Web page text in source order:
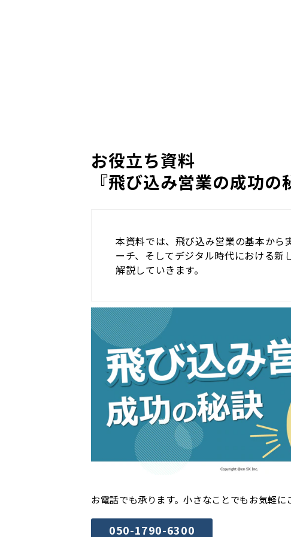
お役立ち資料
『飛び込み営業の成功の
本資料では、飛び込み営業の基本から
ーチ、そしてデジタル時代における新
解説していきます。
お電話でも承ります。小さなことでもお気軽に
050-1790-6300